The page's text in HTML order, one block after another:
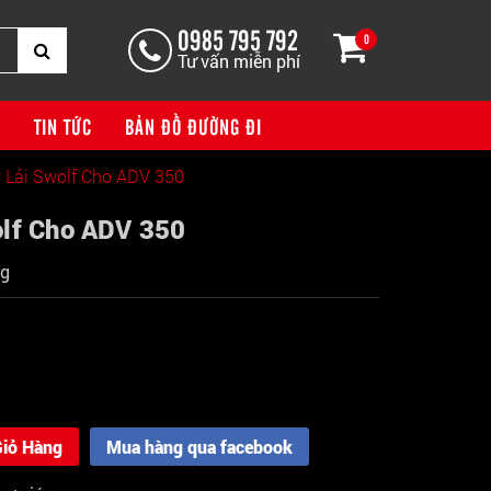
0
0985 795 792
Tư vấn miễn phí
TIN TỨC BẢN ĐỒ ĐƯỜNG ĐI
Lái Swolf Cho ADV 350
Cho ADV 350
Hàng Mua hàng qua facebook